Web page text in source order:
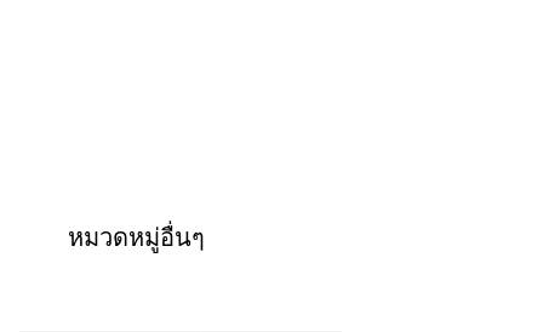
หมวดหมู่อื่นๆ